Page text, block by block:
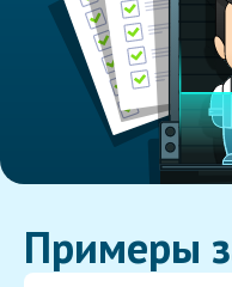
Примеры